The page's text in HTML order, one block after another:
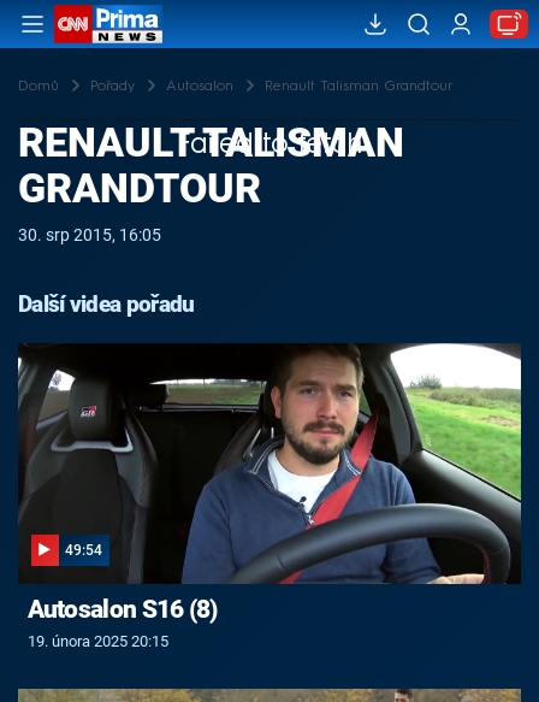
Domů Pořady Autosalon Renault Talisman Grandtour
Failed to fetch
RENAULT TALISMAN
GRANDTOUR
30. srp 2015, 16:05
Další videa pořadu
49:54
Autosalon S16 (8)
19. února 2025 20:15